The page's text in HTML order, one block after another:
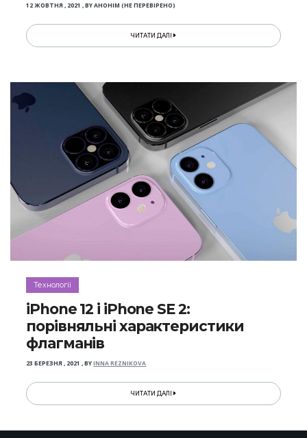
12 ЖОВТНЯ , 2021 ,BYАНОНІМ (НЕ ПЕРЕВІРЕНО)
ЧИТАТИ ДАЛІ
Технології
iPhone 12 і iPhone SE 2:
порівняльні характеристики
флагманів
23 БЕРЕЗНЯ , 2021 ,BYINNA REZNIKOVA
ЧИТАТИ ДАЛІ